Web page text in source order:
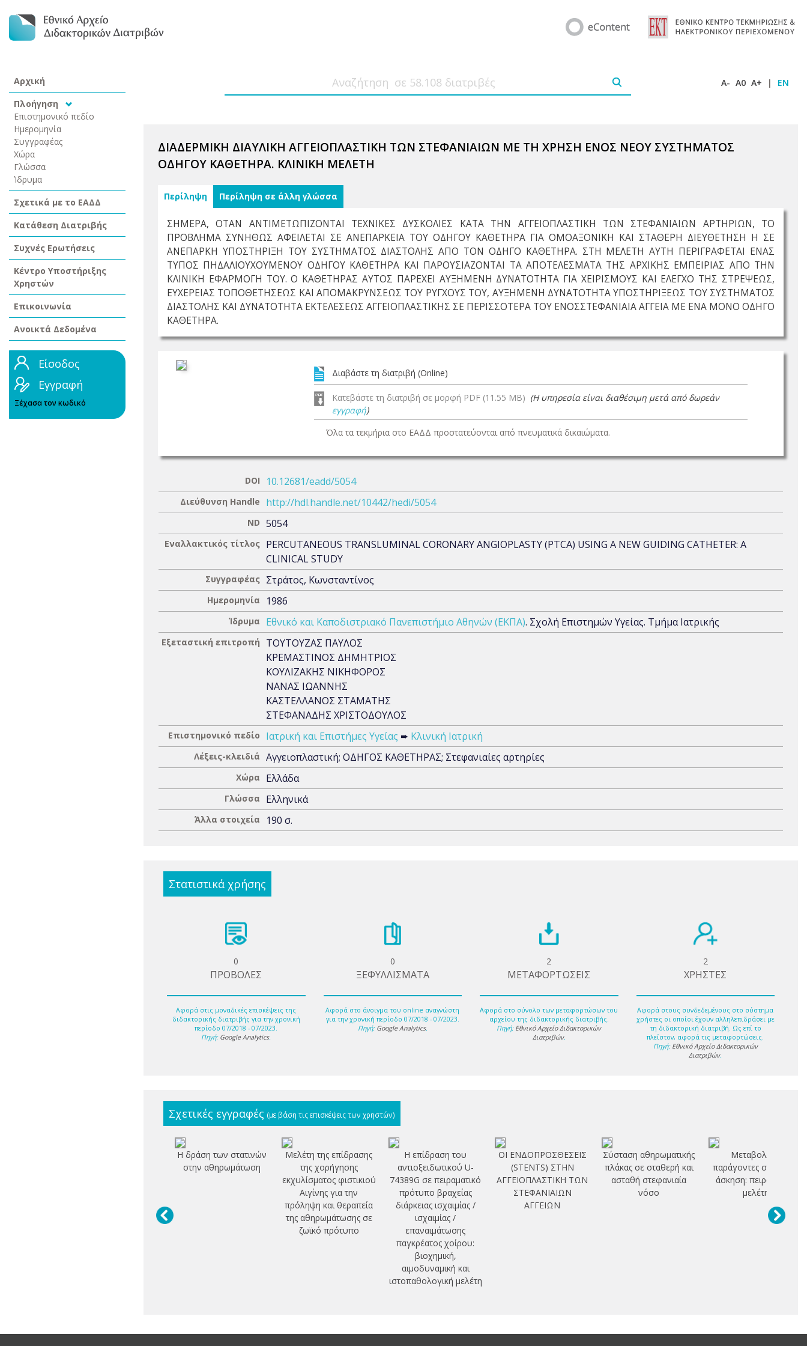
Αρχική
Πλοήγηση
Επιστημονικό πεδίο
Ημερομηνία
Συγγραφέας
Χώρα
Γλώσσα
Ίδρυμα
Σχετικά με το ΕΑΔΔ
Κατάθεση Διατριβής
Συχνές Ερωτήσεις
Κέντρο Υποστήριξης
Χρηστών
Επικοινωνία
Ανοικτά Δεδομένα
Είσοδος
Εγγραφή
Ξέχασα τον κωδικό
A- A0 A+ | EN
ΔΙΑΔΕΡΜΙΚΗ ΔΙΑΥΛΙΚΗ ΑΓΓΕΙΟΠΛΑΣΤΙΚΗ ΤΩΝ ΣΤΕΦΑΝΙΑΙΩΝ ΜΕ ΤΗ ΧΡΗΣΗ ΕΝΟΣ ΝΕΟΥ ΣΥΣΤΗΜΑΤΟΣ
ΟΔΗΓΟΥ ΚΑΘΕΤΗΡΑ. ΚΛΙΝΙΚΗ ΜΕΛΕΤΗ
Περίληψη Περίληψη σε άλλη γλώσσα
ΣΗΜΕΡΑ, ΟΤΑΝ ΑΝΤΙΜΕΤΩΠΙΖΟΝΤΑΙ ΤΕΧΝΙΚΕΣ ΔΥΣΚΟΛΙΕΣ ΚΑΤΑ ΤΗΝ ΑΓΓΕΙΟΠΛΑΣΤΙΚΗ ΤΩΝ ΣΤΕΦΑΝΙΑΙΩΝ ΑΡΤΗΡΙΩΝ, ΤΟ
ΠΡΟΒΛΗΜΑ ΣΥΝΗΘΩΣ ΑΦΕΙΛΕΤΑΙ ΣΕ ΑΝΕΠΑΡΚΕΙΑ ΤΟΥ ΟΔΗΓΟΥ ΚΑΘΕΤΗΡΑ ΓΙΑ ΟΜΟΑΞΟΝΙΚΗ ΚΑΙ ΣΤΑΘΕΡΗ ΔΙΕΥΘΕΤΗΣΗ Η ΣΕ
ΑΝΕΠΑΡΚΗ ΥΠΟΣΤΗΡΙΞΗ ΤΟΥ ΣΥΣΤΗΜΑΤΟΣ ΔΙΑΣΤΟΛΗΣ ΑΠΟ ΤΟΝ ΟΔΗΓΟ ΚΑΘΕΤΗΡΑ. ΣΤΗ ΜΕΛΕΤΗ ΑΥΤΗ ΠΕΡΙΓΡΑΦΕΤΑΙ ΕΝΑΣ
ΤΥΠΟΣ ΠΗΔΑΛΙΟΥΧΟΥΜΕΝΟΥ ΟΔΗΓΟΥ ΚΑΘΕΤΗΡΑ ΚΑΙ ΠΑΡΟΥΣΙΑΖΟΝΤΑΙ ΤΑ ΑΠΟΤΕΛΕΣΜΑΤΑ ΤΗΣ ΑΡΧΙΚΗΣ ΕΜΠΕΙΡΙΑΣ ΑΠΟ ΤΗΝ
ΚΛΙΝΙΚΗ ΕΦΑΡΜΟΓΗ ΤΟΥ. Ο ΚΑΘΕΤΗΡΑΣ ΑΥΤΟΣ ΠΑΡΕΧΕΙ ΑΥΞΗΜΕΝΗ ΔΥΝΑΤΟΤΗΤΑ ΓΙΑ ΧΕΙΡΙΣΜΟΥΣ ΚΑΙ ΕΛΕΓΧΟ ΤΗΣ ΣΤΡΕΨΕΩΣ,
ΕΥΧΕΡΕΙΑΣ ΤΟΠΟΘΕΤΗΣΕΩΣ ΚΑΙ ΑΠΟΜΑΚΡΥΝΣΕΩΣ ΤΟΥ ΡΥΓΧΟΥΣ ΤΟΥ, ΑΥΞΗΜΕΝΗ ΔΥΝΑΤΟΤΗΤΑ ΥΠΟΣΤΗΡΙΞΕΩΣ ΤΟΥ ΣΥΣΤΗΜΑΤΟΣ
ΔΙΑΣΤΟΛΗΣ ΚΑΙ ΔΥΝΑΤΟΤΗΤΑ ΕΚΤΕΛΕΣΕΩΣ ΑΓΓΕΙΟΠΛΑΣΤΙΚΗΣ ΣΕ ΠΕΡΙΣΣΟΤΕΡΑ ΤΟΥ ΕΝΟΣΣΤΕΦΑΝΙΑΙΑ ΑΓΓΕΙΑ ΜΕ ΕΝΑ ΜΟΝΟ ΟΔΗΓΟ
ΚΑΘΕΤΗΡΑ.
Διαβάστε τη διατριβή (Online)
Κατεβάστε τη διατριβή σε μορφή PDF (11.55 MB) (Η υπηρεσία είναι διαθέσιμη μετά από δωρεάν
εγγραφή)
Όλα τα τεκμήρια στο ΕΑΔΔ προστατεύονται από πνευματικά δικαιώματα.
DOI 10.12681/eadd/5054
Διεύθυνση Handle http://hdl.handle.net/10442/hedi/5054
ND 5054
Εναλλακτικός τίτλος PERCUTANEOUS TRANSLUMINAL CORONARY ANGIOPLASTY (PTCA) USING A NEW GUIDING CATHETER: A
CLINICAL STUDY
Συγγραφέας Στράτος, Κωνσταντίνος
Ημερομηνία 1986
Ίδρυμα Εθνικό και Καποδιστριακό Πανεπιστήμιο Αθηνών (ΕΚΠΑ). Σχολή Επιστημών Υγείας. Τμήμα Ιατρικής
Εξεταστική επιτροπή
ΤΟΥΤΟΥΖΑΣ ΠΑΥΛΟΣ
ΚΡΕΜΑΣΤΙΝΟΣ ΔΗΜΗΤΡΙΟΣ
ΚΟΥΛΙΖΑΚΗΣ ΝΙΚΗΦΟΡΟΣ
ΝΑΝΑΣ ΙΩΑΝΝΗΣ
ΚΑΣΤΕΛΛΑΝΟΣ ΣΤΑΜΑΤΗΣ
ΣΤΕΦΑΝΑΔΗΣ ΧΡΙΣΤΟΔΟΥΛΟΣ
Επιστημονικό πεδίο Ιατρική και Επιστήμες Υγείας ➨ Κλινική Ιατρική
Λέξεις-κλειδιά Αγγειοπλαστική; ΟΔΗΓΟΣ ΚΑΘΕΤΗΡΑΣ; Στεφανιαίες αρτηρίες
Χώρα Ελλάδα
Γλώσσα Ελληνικά
Άλλα στοιχεία 190 σ.
Στατιστικά χρήσης
0
ΠΡΟΒΟΛΕΣ
Αφορά στις μοναδικές επισκέψεις της
διδακτορικής διατριβής για την χρονική
περίοδο 07/2018 - 07/2023.
Πηγή: Google Analytics.
0
ΞΕΦΥΛΛΙΣΜΑΤΑ
Αφορά στο άνοιγμα του online αναγνώστη
για την χρονική περίοδο 07/2018 - 07/2023.
Πηγή: Google Analytics.
2
ΜΕΤΑΦΟΡΤΩΣΕΙΣ
Αφορά στο σύνολο των μεταφορτώσων του
αρχείου της διδακτορικής διατριβής.
Πηγή: Εθνικό Αρχείο Διδακτορικών
Διατριβών.
2
ΧΡΗΣΤΕΣ
Αφορά στους συνδεδεμένους στο σύστημα
χρήστες οι οποίοι έχουν αλληλεπιδράσει με
τη διδακτορική διατριβή. Ως επί το
πλείστον, αφορά τις μεταφορτώσεις.
Πηγή: Εθνικό Αρχείο Διδακτορικών
Διατριβών.
Σχετικές εγγραφές (με βάση τις επισκέψεις των χρηστών)
Η δράση των στατινών
στην αθηρωμάτωση
Μελέτη της επίδρασης
της χορήγησης
εκχυλίσματος φιστικιού
Αιγίνης για την
πρόληψη και θεραπεία
της αθηρωμάτωσης σε
ζωϊκό πρότυπο
Η επίδραση του
αντιοξειδωτικού U-
74389G σε πειραματικό
πρότυπο βραχείας
διάρκειας ισχαιμίας /
ισχαιμίας /
επαναιμάτωσης
παγκρέατος χοίρου:
βιοχημική,
αιμοδυναμική και
ιστοπαθολογική μελέτη
ΟΙ ΕΝΔΟΠΡΟΣΘΕΣΕΙΣ
(STENTS) ΣΤΗΝ
ΑΓΓΕΙΟΠΛΑΣΤΙΚΗ ΤΩΝ
ΣΤΕΦΑΝΙΑΙΩΝ
ΑΓΓΕΙΩΝ
Σύσταση αθηρωματικής
πλάκας σε σταθερή και
ασταθή στεφανιαία
νόσο
Μεταβολικοί
παράγοντες στη μυϊκή
άσκηση: πειραματική
μελέτη